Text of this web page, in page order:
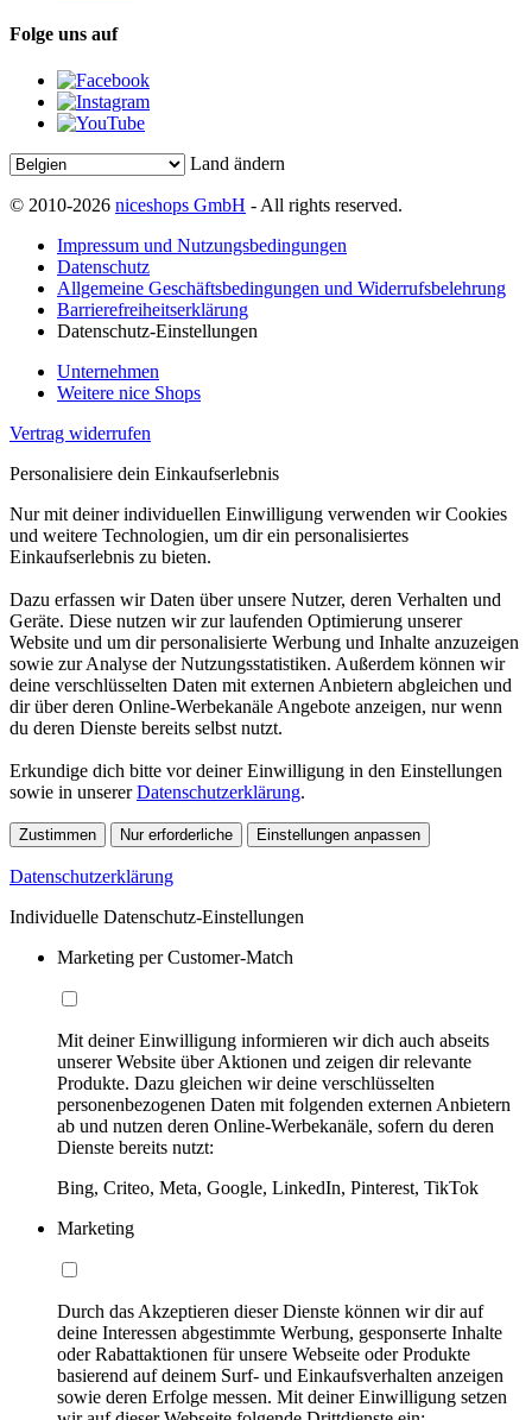
Folge uns auf
Land ändern
© 2010-2026 niceshops GmbH - All rights reserved.
Impressum und Nutzungsbedingungen
Datenschutz
Allgemeine Geschäftsbedingungen und Widerrufsbelehrung
Barrierefreiheitserklärung
Datenschutz-Einstellungen
Unternehmen
Weitere nice Shops
Vertrag widerrufen
Personalisiere dein Einkaufserlebnis
Nur mit deiner individuellen Einwilligung verwenden wir Cookies
und weitere Technologien, um dir ein personalisiertes
Einkaufserlebnis zu bieten.
Dazu erfassen wir Daten über unsere Nutzer, deren Verhalten und
Geräte. Diese nutzen wir zur laufenden Optimierung unserer
Website und um dir personalisierte Werbung und Inhalte anzuzeigen
sowie zur Analyse der Nutzungsstatistiken. Außerdem können wir
deine verschlüsselten Daten mit externen Anbietern abgleichen und
dir über deren Online-Werbekanäle Angebote anzeigen, nur wenn
du deren Dienste bereits selbst nutzt.
Erkundige dich bitte vor deiner Einwilligung in den Einstellungen
sowie in unsererDatenschutzerklärung.
Zustimmen Nur erforderliche Einstellungen anpassen
Datenschutzerklärung
Individuelle Datenschutz-Einstellungen
Marketing per Customer-Match
Mit deiner Einwilligung informieren wir dich auch abseits
unserer Website über Aktionen und zeigen dir relevante
Produkte. Dazu gleichen wir deine verschlüsselten
personenbezogenen Daten mit folgenden externen Anbietern
ab und nutzen deren Online-Werbekanäle, sofern du deren
Dienste bereits nutzt:
Bing, Criteo, Meta, Google, LinkedIn, Pinterest, TikTok
Marketing
Durch das Akzeptieren dieser Dienste können wir dir auf
deine Interessen abgestimmte Werbung, gesponserte Inhalte
oder Rabattaktionen für unsere Webseite oder Produkte
basierend auf deinem Surf- und Einkaufsverhalten anzeigen
sowie deren Erfolge messen. Mit deiner Einwilligung setzen